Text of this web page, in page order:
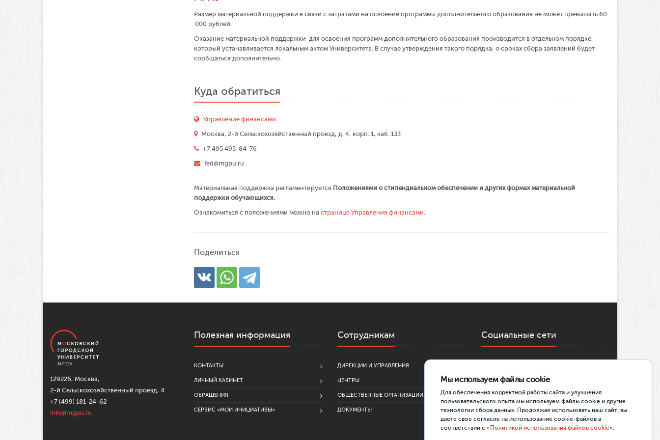
Напиши заявление на оказание материальной поддержки.
Собери подтверждающие документы и вместе с заявлением предоставь их ответственному специалисту в своем институте.
Размер материальной поддержки в связи с затратами на освоение программы дополнительного образования не может превышать 60
000 рублей.
Оказание материальной поддержки для освоения программ дополнительного образования производится в отдельном порядке,
который устанавливается локальным актом Университета. В случае утверждения такого порядка, о сроках сбора заявлений будет
сообщаться дополнительно.
Куда обратиться
Управление финансами
Москва, 2-й Сельскохозяйственный проезд, д. 4, корп. 1, каб. 133
+7 495 495-84-76
fed@mgpu.ru
Материальная поддержка регламентируется Положениями о стипендиальном обеспечении и других формах материальной
поддержки обучающихся.
Ознакомиться с положениями можно на странице Управления финансами.
Поделиться
129226, Москва,
2-й Сельскохозяйственный проезд, 4
+7 (499) 181-24-62
info@mgpu.ru
Полезная информация
КОНТАКТЫ
ЛИЧНЫЙ КАБИНЕТ
ОБРАЩЕНИЯ
СЕРВИС «МОИ ИНИЦИАТИВЫ»
Сотрудникам
ДИРЕКЦИИ И УПРАВЛЕНИЯ
ЦЕНТРЫ
ОБЩЕСТВЕННЫЕ ОРГАНИЗАЦИИ
ДОКУМЕНТЫ
Социальные сети
ПРИЁМНАЯ КОМИССИЯ ВК
КЛТМС | МЕДИА. СОБЫТИЯ. ДРУЗЬЯ
TELEGRAM-КАНАЛ
КАНАЛ В MAX
Мы используем файлы cookie
Для обеспечения корректной работы сайта и улучшения
пользовательского опыта мы используем файлы cookie и другие
технологии сбора данных. Продолжая использовать наш сайт, вы
даете свое согласие на использование cookie-файлов в
соответствии с «Политикой использования файлов cookie».